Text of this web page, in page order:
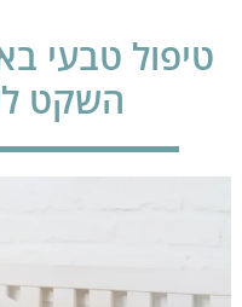
טיפול טבעי
השקט